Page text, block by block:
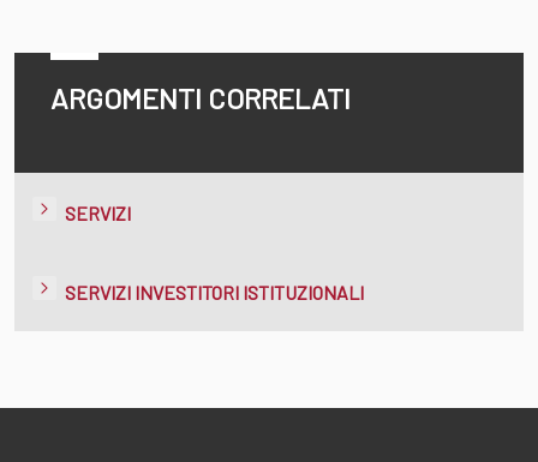
ARGOMENTI CORRELATI
SERVIZI
SERVIZI INVESTITORI ISTITUZIONALI